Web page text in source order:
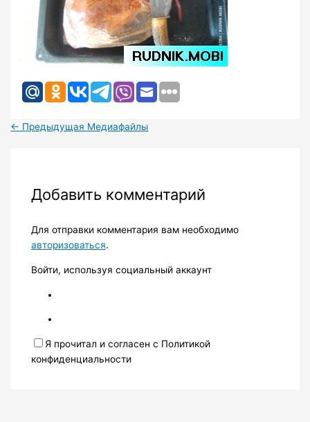
← Предыдущая Медиафайлы
Добавить комментарий
Для отправки комментария вам необходимо
авторизоваться.
Войти, используя социальный аккаунт
Я прочитал и согласен с Политикой
конфиденциальности